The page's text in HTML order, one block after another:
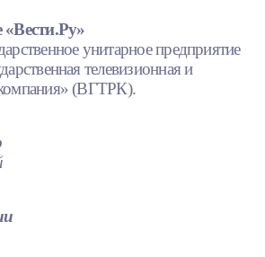
«Вести.Ру»
унитарное предприятие
телевизионная и
(ВГТРК).